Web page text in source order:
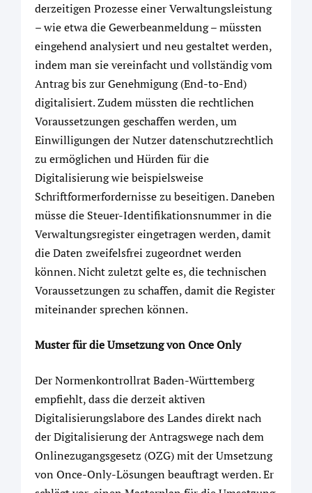
derzeitigen Prozesse einer Verwaltungsleistung
– wie etwa die Gewerbeanmeldung – müssten
eingehend analysiert und neu gestaltet werden,
indem man sie vereinfacht und vollständig vom
Antrag bis zur Genehmigung (End-to-End)
digitalisiert. Zudem müssten die rechtlichen
Voraussetzungen geschaffen werden, um
Einwilligungen der Nutzer datenschutzrechtlich
zu ermöglichen und Hürden für die
Digitalisierung wie beispielsweise
Schriftformerfordernisse zu beseitigen. Daneben
müsse die Steuer-Identifikationsnummer in die
Verwaltungsregister eingetragen werden, damit
die Daten zweifelsfrei zugeordnet werden
können. Nicht zuletzt gelte es, die technischen
Voraussetzungen zu schaffen, damit die Register
miteinander sprechen können.
Muster für die Umsetzung von Once Only
Der Normenkontrollrat Baden-Württemberg
empfiehlt, dass die derzeit aktiven
Digitalisierungslabore des Landes direkt nach
der Digitalisierung der Antragswege nach dem
Onlinezugangsgesetz (OZG) mit der Umsetzung
von Once-Only-Lösungen beauftragt werden. Er